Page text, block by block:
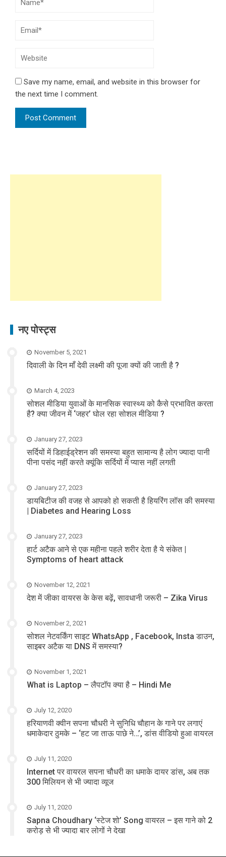
Save my name, email, and website in this browser for
the next time I comment.
नए पोस्ट्स
November 5, 2021
दिवाली के दिन माँ देवी लक्ष्मी की पूजा क्यों की जाती है ?
March 4, 2023
सोशल मीडिया युवाओं के मानसिक स्वास्थ्य को कैसे प्रभावित करता
है? क्या जीवन में ‘जहर’ घोल रहा सोशल मीडिया ?
January 27, 2023
सर्दियों में डिहाईड्रेशन की समस्या बहुत सामान्य है लोग ज्यादा पानी
पीना पसंद नहीं करते क्यूंकि सर्दियों में प्यास नहीं लगती
January 27, 2023
डायबिटीज की वजह से आपको हो सकती है हियरिंग लॉस की समस्या
| Diabetes and Hearing Loss
January 27, 2023
हार्ट अटैक आने से एक महीना पहले शरीर देता है ये संकेत |
Symptoms of heart attack
November 12, 2021
देश में जीका वायरस के केस बढ़ें, सावधानी जरूरी – Zika Virus
November 2, 2021
सोशल नेटवर्किंग साइट WhatsApp , Facebook, Insta डाउन,
साइबर अटैक या DNS में समस्या?
November 1, 2021
What is Laptop – लैपटॉप क्या है – Hindi Me
July 12, 2020
हरियाणवी क्वीन सपना चौधरी ने सुनिधि चौहान के गाने पर लगाएं
धमाकेदार ठुमके – ‘हट जा ताऊ पाछे ने…’, डांस वीडियो हुआ वायरल
July 11, 2020
Internet पर वायरल सपना चौधरी का धमाके दायर डांस, अब तक
300 मिलियन से भी ज्यादा व्यूज
July 11, 2020
Sapna Choudhary ‘स्टेज शो’ Song वायरल – इस गाने को 2
करोड़ से भी ज्यादा बार लोगों ने देखा